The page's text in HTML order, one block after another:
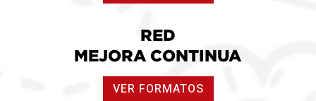
RED
MEJORA CONTINUA
VER FORMATOS